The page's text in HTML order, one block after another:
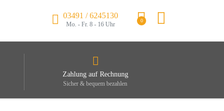
03491 / 6245130
Mo. - Fr. 8 - 16 Uhr
0
Zahlung auf Rechnung
Sicher & bequem bezahlen